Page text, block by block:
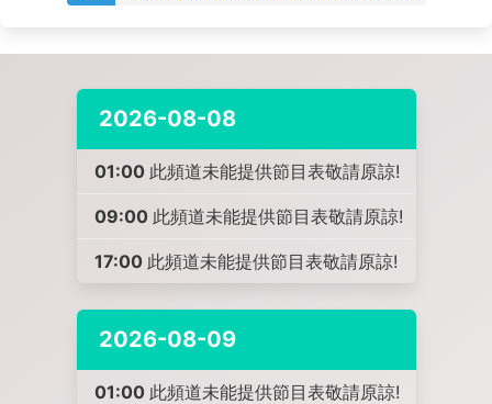
2026-08-08
01:00 此頻道未能提供節目表敬請原諒!
09:00 此頻道未能提供節目表敬請原諒!
17:00 此頻道未能提供節目表敬請原諒!
2026-08-09
01:00 此頻道未能提供節目表敬請原諒!